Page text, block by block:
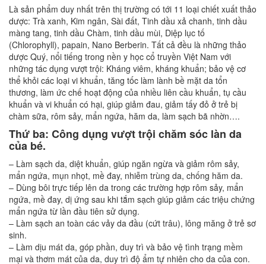
Là sản phẩm duy nhất trên thị trường có tới 11 loại chiết xuất thảo
dược: Trà xanh, Kim ngân, Sài đất, Tinh dầu xả chanh, tinh dầu
màng tang, tinh dầu Chàm, tinh dầu mùi, Diệp lục tố
(Chlorophyll), papain, Nano Berberin. Tất cả đều là những thảo
dược Quý, nổi tiếng trong nền y học cổ truyền Việt Nam với
những tác dụng vượt trội: Kháng viêm, kháng khuẩn; bảo vệ cơ
thể khỏi các loại vi khuẩn, tăng tốc làm lành bề mặt da tổn
thương, làm ức chế hoạt động của nhiều liên cầu khuẩn, tụ cầu
khuẩn và vi khuẩn có hại, giúp giảm đau, giảm tấy đỏ ở trẻ bị
chàm sữa, rôm sảy, mẩn ngứa, hăm da, làm sạch bã nhờn….
Thứ ba: Công dụng vượt trội chăm sóc làn da
của bé.
– Làm sạch da, diệt khuẩn, giúp ngăn ngừa và giảm rôm sảy,
mẩn ngứa, mụn nhọt, mề đay, nhiễm trùng da, chống hăm da.
– Dùng bôi trực tiếp lên da trong các trường hợp rôm sảy, mẩn
ngứa, mề đay, dị ứng sau khi tắm sạch giúp giảm các triệu chứng
mẩn ngứa từ lần đầu tiên sử dụng.
– Làm sạch an toàn các vảy da đầu (cứt trâu), lông măng ở trẻ sơ
sinh.
– Làm dịu mát da, góp phần, duy trì và bảo vệ tình trạng mềm
mại và thơm mát của da, duy trì độ ẩm tự nhiên cho da của con.